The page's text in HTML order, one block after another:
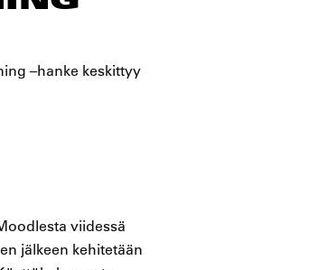
–hanke keskittyy
viidessä
jälkeen kehitetään